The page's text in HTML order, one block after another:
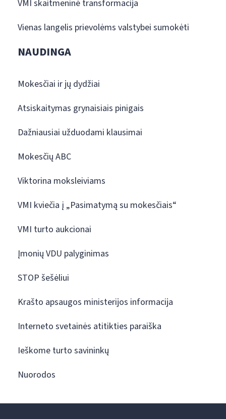
VMI skaitmeninė transformacija
Vienas langelis prievolėms valstybei sumokėti
NAUDINGA
Mokesčiai ir jų dydžiai
Atsiskaitymas grynaisiais pinigais
Dažniausiai užduodami klausimai
Mokesčių ABC
Viktorina moksleiviams
VMI kviečia į „Pasimatymą su mokesčiais“
VMI turto aukcionai
Įmonių VDU palyginimas
STOP šešėliui
Krašto apsaugos ministerijos informacija
Interneto svetainės atitikties paraiška
Ieškome turto savininkų
Nuorodos